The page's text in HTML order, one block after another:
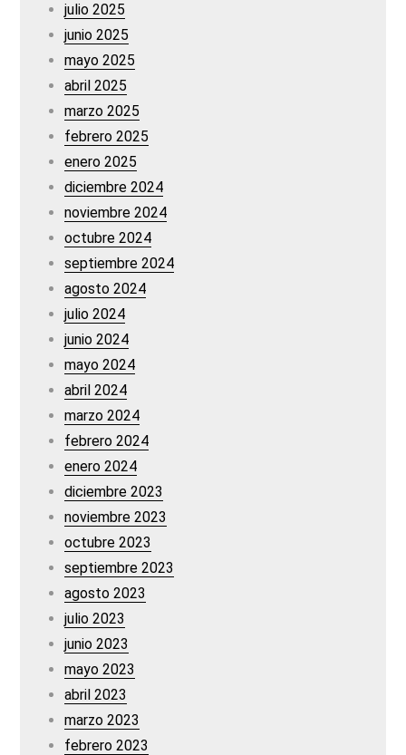
julio 2025
junio 2025
mayo 2025
abril 2025
marzo 2025
febrero 2025
enero 2025
diciembre 2024
noviembre 2024
octubre 2024
septiembre 2024
agosto 2024
julio 2024
junio 2024
mayo 2024
abril 2024
marzo 2024
febrero 2024
enero 2024
diciembre 2023
noviembre 2023
octubre 2023
septiembre 2023
agosto 2023
julio 2023
junio 2023
mayo 2023
abril 2023
marzo 2023
febrero 2023